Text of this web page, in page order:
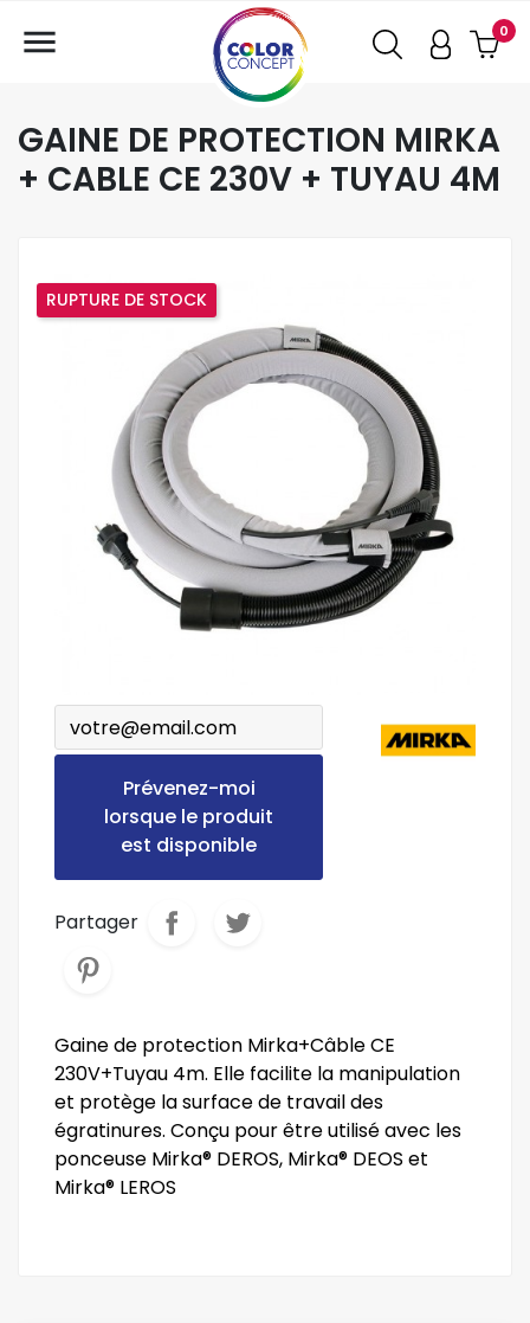
0

GAINE DE PROTECTION MIRKA
+ CABLE CE 230V + TUYAU 4M
RUPTURE DE STOCK
Prévenez-moi
lorsque le produit
est disponible
Partager
Gaine de protection Mirka+Câble CE
230V+Tuyau 4m. Elle facilite la manipulation
et protège la surface de travail des
égratinures. Conçu pour être utilisé avec les
ponceuse Mirka® DEROS, Mirka® DEOS et
Mirka® LEROS